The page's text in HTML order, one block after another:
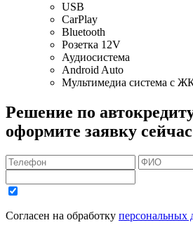
USB
CarPlay
Bluetooth
Розетка 12V
Аудиосистема
Android Auto
Мультимедиа система с
Решение по
оформите заявку
Согласен на обработку персональных